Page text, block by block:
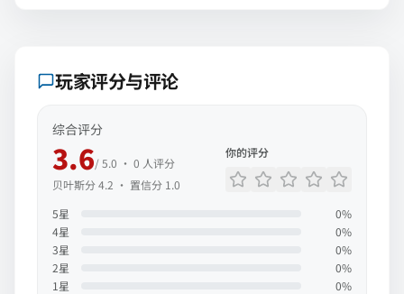
玩家评分与评论
综合评分
3.6/ 5.0 · 0 人评分
贝叶斯分4.2 · 置信分 1.0
你的评分
5星 0%
4星 0%
3星 0%
2星 0%
1 星 0%